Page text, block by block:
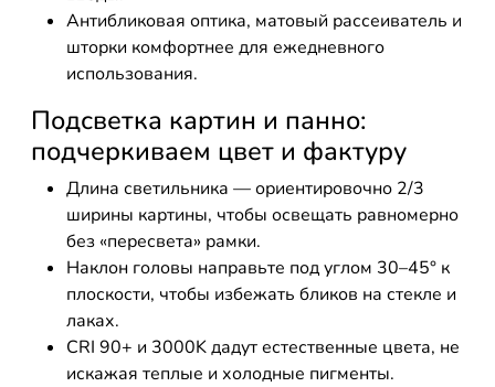
Антибликовая оптика, матовый рассеиватель и
шторки комфортнее для ежедневного
использования.
Подсветка картин и панно:
подчеркиваем цвет и фактуру
Длина светильника — ориентировочно 2/3
ширины картины, чтобы освещать равномерно
без «пересвета» рамки.
Наклон головы направьте под углом 30–45° к
плоскости, чтобы избежать бликов на стекле и
лаках.
CRI 90+ и 3000K дадут естественные цвета, не
искажая теплые и холодные пигменты.